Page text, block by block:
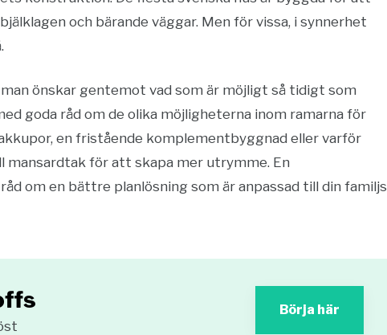
och bärande väggar. Men för vissa, i synnerhet
önskar gentemot vad som är möjligt så tidigt som
goda råd om de olika möjligheterna inom ramarna för
en fristående komplementbyggnad eller varför
för att skapa mer utrymme. En
om en bättre planlösning som är anpassad till din familjs
Börja här